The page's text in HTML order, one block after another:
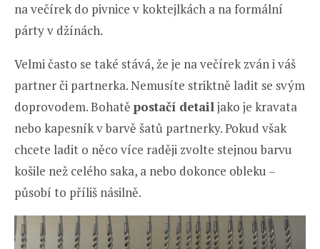
na večírek do pivnice v koktejlkách a na formální
párty v džínách.
Velmi často se také stává, že je na večírek zván i váš
partner či partnerka. Nemusíte striktně ladit se svým
doprovodem. Bohatě postačí detailjako je kravata
nebo kapesník v barvě šatů partnerky. Pokud však
chcete ladit o něco více raději zvolte stejnou barvu
košile než celého saka, a nebo dokonce obleku –
působí to příliš násilně.